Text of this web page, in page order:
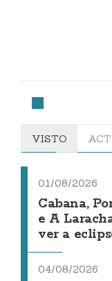
VISTO
01/08/2026
Cabana,
e A
ver a
04/08/2026